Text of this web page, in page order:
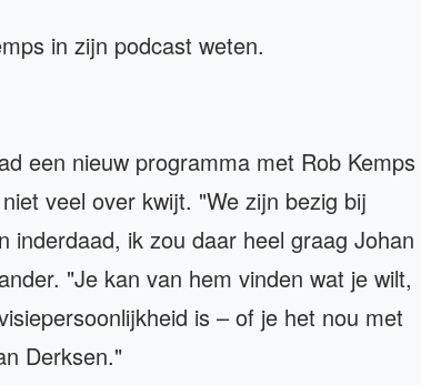
in zijn podcast weten.
een nieuw programma met Rob Kemps
veel over kwijt. "We zijn bezig bij
ik zou daar heel graag Johan
"Je kan van hem vinden wat je wilt,
is – of je het nou met
Derksen."